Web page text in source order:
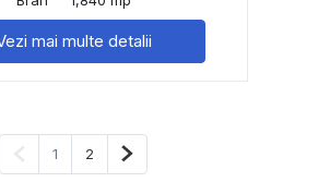
mai multe detalii
Pagina anterioară
1 2 Pagina următoare